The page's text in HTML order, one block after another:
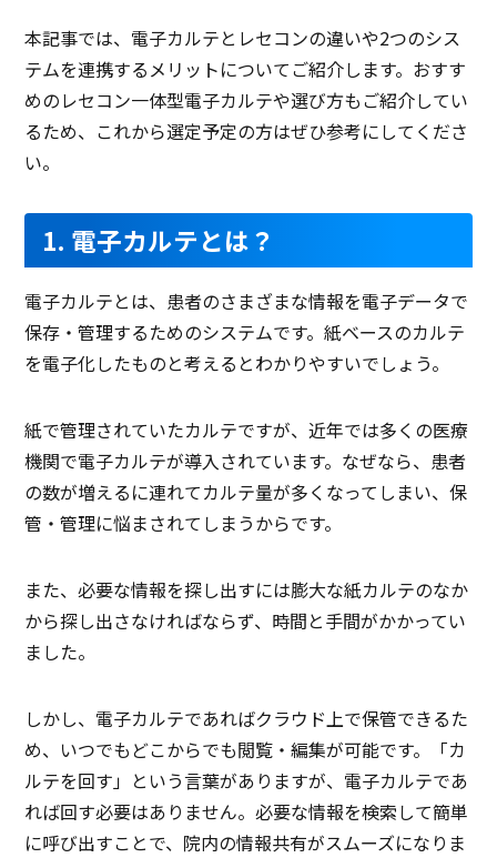
本記事では、電子カルテとレセコンの違いや2つのシス
テムを連携するメリットについてご紹介します。おすす
めのレセコン一体型電子カルテや選び方もご紹介してい
るため、これから選定予定の方はぜひ参考にしてくださ
い。
1. 電子カルテとは？
電子カルテとは、患者のさまざまな情報を電子データで
保存・管理するためのシステムです。紙ベースのカルテ
を電子化したものと考えるとわかりやすいでしょう。
紙で管理されていたカルテですが、近年では多くの医療
機関で電子カルテが導入されています。なぜなら、患者
の数が増えるに連れてカルテ量が多くなってしまい、保
管・管理に悩まされてしまうからです。
また、必要な情報を探し出すには膨大な紙カルテのなか
から探し出さなければならず、時間と手間がかかってい
ました。
しかし、電子カルテであればクラウド上で保管できるた
め、いつでもどこからでも閲覧・編集が可能です。「カ
ルテを回す」という言葉がありますが、電子カルテであ
れば回す必要はありません。必要な情報を検索して簡単
に呼び出すことで、院内の情報共有がスムーズになりま